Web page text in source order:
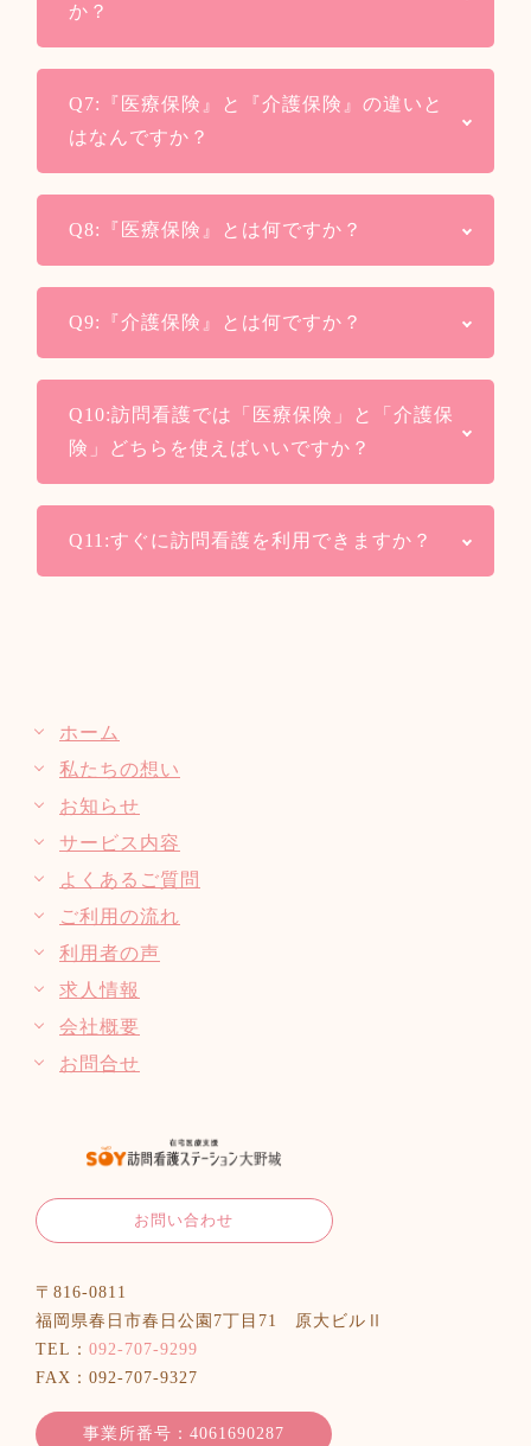
そこから訪問が必要なのか電話対応でよい
のか、主治医または医療機関への相談が必
か？
A：民間の医療保険では通院や入院が対象に
なり、あくまでも医療行為に対しての保険
になります。急な病気や事故による出費を
サポートするための保険になりますので、
ては、カバーすることができません。ただ
し、医療保険の保証内容に訪問看護が含ま
されている医療保険の相談窓口で「訪問看
ください。
Q7:『医療保険』と『介護保険』の違いと
はなんですか？
A：『医療保険』と『介護保険』は同じ保険
ですが、医療行為の治療費を一部負担して
くれることで経済的なサポートをしてくれ
要になった時に介護にあたる利用料を給付
してくれるのが『介護保険』になります。
も経済的な負担をカバーしてくれるという
意味では同じですが、カバーする内容は異
要介護４
要介護３
要介護２
要介護１
予防給付
要支援２
要支援１
医療保険
（1）要支援・要介護者のうち
特別訪問看護指示書が交付された場合
精神科訪問看護指示書が交付された認
知症以外の精神疾患患者
（２）非該当者
Q8:『医療保険』とは何ですか？
A：『医療保険』とは病気になった時や、事
故をした時にかかる治療費の一部を負担し
てくれる保険になります。一般的な治療で
とはありませんが、病気や怪我の治療の中
には非常に高額な治療費になるケースがあ
り、それを自費負担するとなると厳しくな
があります。
負担しきちんと治療を受けるだけでなく安
定した生活を送ることが出来るようになり
ます。
療保険と、民間企業が提供している医療保
険があります。民間企業が提供している医
療保険は、入院や手術、がんなどの大きな
病気に対して手厚い保証がある医療保険に
なり、自分が経済的にカバーしていきたい
ことに関して、任意で加入することが出来
スαとして加入することが出来ます。義務
って保障内容か加入条件は異なります。
供している医療保険に対して、公的な医療
保険は国民が何らかの公的な医療保険に加
入することが決められています。公的な医
療保険に加入していないと、病院を受診し
Q9:『介護保険』とは何ですか？
A：介護保険とは介護が必要となった人に対
してかかる費用を給付してくれる制度で
す。自分が高齢になり、介護が必要になっ
た時だけでなく、家族に介護が必要になっ
では、単なる入浴や食事の介助といった身
の周りの世話のイメージが強いですが、被
心に取り組みが行われています。
介護保険は高齢者が自立した生活を送ると
共に、しっかりと尊厳を持った人生を歩ん
介護保険は成人した時から払わなければな
らないのではなく、40歳以上になった月か
ら加入することになりますので、その月か
なければなりません。介護保険の制度によ
とが出来ます。特定疾患をもつ40歳以上、
出来ます。39歳以下の方は、介護が必要で
あっても介護保険を利用することは出来ま
せん。
・第一号被保険者…65歳以上
Q10:訪問看護では「医療保険」と「介護保
険」どちらを使えばいいですか？
A：医療保険と介護保険のどちらを利用する
かについては、訪問看護を利用なさる方の
ご体調やご年齢と大きく関係いたします。
するかについては、以下のチャートでお調
べすることが出来ます。
Q11:すぐに訪問看護を利用できますか？
ホーム
私たちの想い
お知らせ
サービス内容
よくあるご質問
ご利用の流れ
利用者の声
求人情報
会社概要
お問合せ
お問い合わせ
〒816-0811
福岡県春日市春日公園7丁目71 原大ビルⅡ
TEL： 092-707-9299
FAX：092-707-9327
事業所番号：4061690287